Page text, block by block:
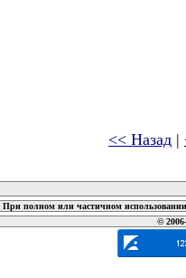
<< Назад |
При полном или частичном
©